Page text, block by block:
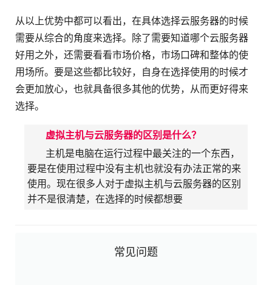
从以上优势中都可以看出，在具体选择云服务器的时候
需要从综合的角度来选择。除了需要知道哪个云服务器
好用之外，还需要看看市场价格，市场口碑和整体的使
用场所。要是这些都比较好，自身在选择使用的时候才
会更加放心，也就具备很多其他的优势，从而更好得来
选择。
虚拟主机与云服务器的区别是什么？
主机是电脑在运行过程中最关注的一个东西，
要是在使用过程中没有主机也就没有办法正常的来
使用。现在很多人对于虚拟主机与云服务器的区别
并不是很清楚，在选择的时候都想要
常见问题